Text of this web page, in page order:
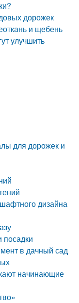
дорожек
и щебень
улучшить
для дорожек и
дизайна
в дачный сад
начинающие